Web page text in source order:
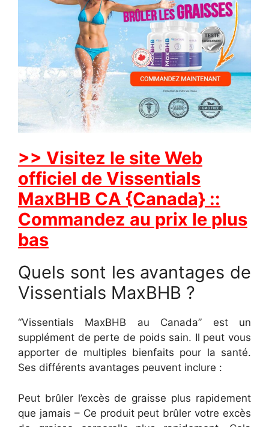
>> Visitez le site Web
officiel de Vissentials
MaxBHB CA {Canada} ::
Commandez au prix le plus
bas
Quels sont les avantages de
Vissentials MaxBHB ?
“Vissentials MaxBHB au Canada” est un
supplément de perte de poids sain. Il peut vous
apporter de multiples bienfaits pour la santé.
Ses différents avantages peuvent inclure :
Peut brûler l’excès de graisse plus rapidement
que jamais – Ce produit peut brûler votre excès